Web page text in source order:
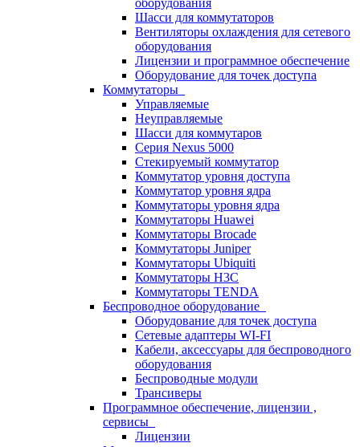
оборудования
Шасси для коммутаторов
Вентиляторы охлаждения для сетевого
оборудования
Лицензии и программное обеспечение
Оборудование для точек доступа
Коммутаторы
Управляемые
Неуправляемые
Шасси для коммутаров
Серия Nexus 5000
Стекируемый коммутатор
Коммутатор уровня доступа
Коммутатор уровня ядра
Коммутаторы уровня ядра
Коммутаторы Huawei
Коммутаторы Brocade
Коммутаторы Juniper
Коммутаторы Ubiquiti
Коммутаторы H3C
Коммутаторы TENDA
Беспроводное оборудование
Оборудование для точек доступа
Сетевые адаптеры WI-FI
Кабели, аксессуары для беспроводного
оборудования
Беспроводные модули
Трансиверы
Программное обеспечение, лицензии ,
сервисы
Лицензии